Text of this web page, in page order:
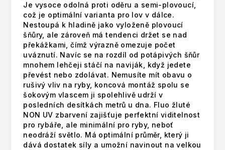
Je vysoce odolná proti oděru a semi-plovoucí,
což je optimální varianta pro lov v dálce.
Nestoupá k hladině jako vyloženě plovoucí
šňůry, ale zároveň má tendenci držet se nad
překážkami, čímž výrazně omezuje počet
uváznutí. Navíc se na rozdíl od potápivých šňůr
mnohem lehčeji stáčí na naviják, když jedete
převést nebo zdolávat. Nemusíte mít obavu o
rušivý vliv na ryby, koncová montáž spolu se
šokovým vlascem ji spolehlivě udrží v
posledních desítkách metrů u dna. Fluo žluté
NON UV zbarvení zajišťuje perfektní viditelnost
pro rybáře, ale minimální pro ryby, neboť
neodráží světlo. Má optimální průměr, který ji
dává dostatek síly a umožní navinout na velkou